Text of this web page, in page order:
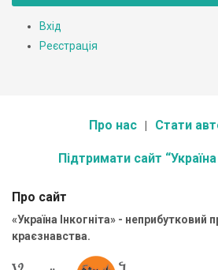
Вхід
Реєстрація
Про нас Стати
Підтримати сайт “Україна
Про сайт
«Україна Інкогніта» - неприбутковий
краєзнавства.